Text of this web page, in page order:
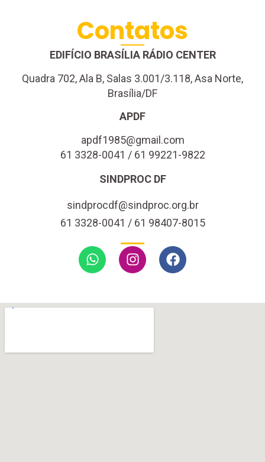
Contatos
EDIFÍCIO BRASÍLIA RÁDIO CENTER
Quadra 702, Ala B, Salas 3.001/3.118, Asa Norte,
Brasília/DF
APDF
apdf1985@gmail.com
61 3328-0041 / 61 99221-9822
SINDPROC DF
sindprocdf@sindproc.org.br
61 3328-0041 / 61 98407-8015